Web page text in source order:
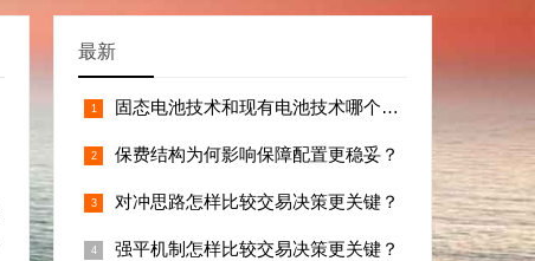
最新
固态电池技术和现有电池技术哪个更值得投？
保费结构为何影响保障配置更稳妥？
对冲思路怎样比较交易决策更关键？
强平机制怎样比较交易决策更关键？